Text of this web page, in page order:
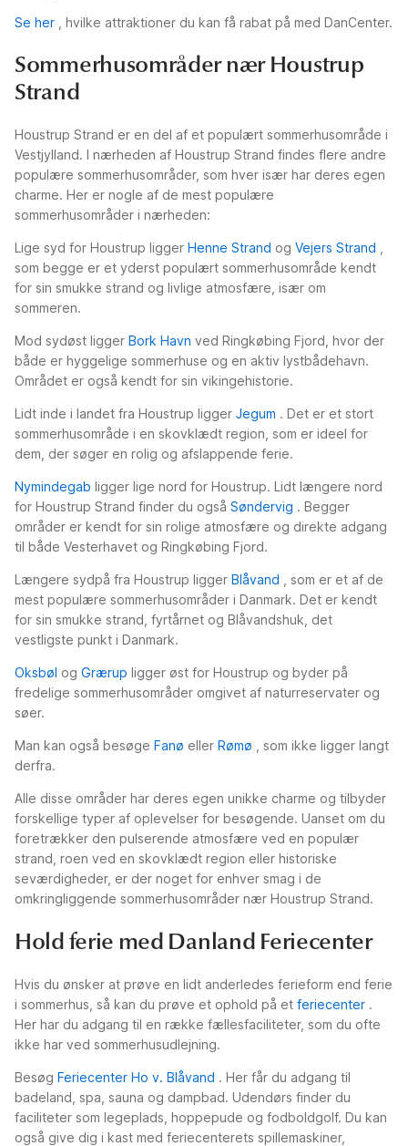
Se her , hvilke attraktioner du kan få rabat på med DanCenter.
Sommerhusområder nær Houstrup
Strand
Houstrup Strand er en del af et populært sommerhusområde i
Vestjylland. I nærheden af Houstrup Strand findes flere andre
populære sommerhusområder, som hver især har deres egen
charme. Her er nogle af de mest populære
sommerhusområder i nærheden:
Lige syd for Houstrup ligger Henne Strand og Vejers Strand
som begge er et yderst populært sommerhusområde kendt
for sin smukke strand og livlige atmosfære, især om
sommeren.
Mod sydøst ligger Bork Havn ved Ringkøbing Fjord, hvor der
både er hyggelige sommerhuse og en aktiv lystbådehavn.
Området er også kendt for sin vikingehistorie.
Lidt inde i landet fra Houstrup ligger Jegum . Det er et stort
sommerhusområde i en skovklædt region, som er ideel for
dem, der søger en rolig og afslappende ferie.
Nymindegab ligger lige nord for Houstrup. Lidt længere nord
for Houstrup Strand finder du også Søndervig . Begger
områder er kendt for sin rolige atmosfære og direkte adgang
til både Vesterhavet og Ringkøbing Fjord.
Længere sydpå fra Houstrup ligger Blåvand , som er et af de
mest populære sommerhusområder i Danmark. Det er kendt
for sin smukke strand, fyrtårnet og Blåvandshuk, det
vestligste punkt i Danmark.
Oksbøl og Grærup ligger øst for Houstrup og byder på
fredelige sommerhusområder omgivet af naturreservater og
søer.
Man kan også besøge Fanø eller Rømø , som ikke ligger langt
derfra.
Alle disse områder har deres egen unikke charme og tilbyder
forskellige typer af oplevelser for besøgende. Uanset om du
foretrækker den pulserende atmosfære ved en populær
strand, roen ved en skovklædt region eller historiske
seværdigheder, er der noget for enhver smag i de
omkringliggende sommerhusområder nær Houstrup Strand.
Hold ferie med Danland Feriecenter
Hvis du ønsker at prøve en lidt anderledes ferieform end ferie
i sommerhus, så kan du prøve et ophold på et feriecenter .
Her har du adgang til en række fællesfaciliteter, som du ofte
ikke har ved sommerhusudlejning.
Besøg Feriecenter Ho v. Blåvand . Her får du adgang til
badeland, spa, sauna og dampbad. Udendørs finder du
faciliteter som legeplads, hoppepude og fodboldgolf. Du kan
også give dig i kast med feriecenterets spillemaskiner,